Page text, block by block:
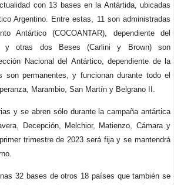
con 13 bases en la Antártida, ubicadas
Argentino. Entre estas, 11 son administradas
Antártico (COCOANTAR), dependiente del
y otras dos Beses (Carlini y Brown) son
Nacional del Antártico, dependiente de la
son permanentes, y funcionan durante todo el
Marambio, San Martín y Belgrano II.
y se abren sólo durante la campaña antártica
Decepción, Melchior, Matienzo, Cámara y
trimestre de 2023 será fija y se mantendrá
32 bases de otros 18 países que también se